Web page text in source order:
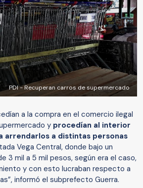
PDI - Recuperan carros de supermercado
a la compra en el comercio ilegal
y procedían al interior
arrendarlos a distintas personas
Vega Central, donde bajo un
3 mil a 5 mil pesos, según era el caso,
y con esto lucraban respecto a
informó el subprefecto Guerra.